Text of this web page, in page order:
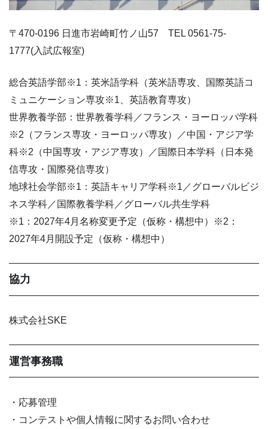
〒470-0196 日進市岩崎町竹ノ山57 TEL 0561-75-
1777(入試広報室)
総合英語学部※1：英米語学科（英米語専攻、国際英語コ
ミュニケーション専攻※1、英語教育専攻）
世界教養学部：世界教養学科／フランス・ヨーロッパ学科
※2（フランス専攻・ヨーロッパ専攻）／中国・アジア学
科※2（中国専攻・アジア専攻）／国際日本学科（日本発
信専攻・国際発信専攻）
地球社会学部※1：英語キャリア学科※1／グローバルビジ
ネス学科／国際教養学科／グローバル共生学科
※1：2027年4月名称変更予定（仮称・構想中）※2：
2027年4月開設予定（仮称・構想中）
協力
株式会社SKE
運営事務職
・応募管理
・コンテストや個人情報に関するお問い合わせ